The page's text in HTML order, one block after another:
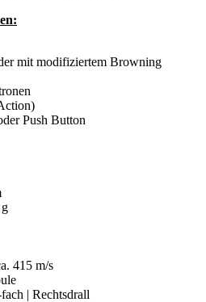
mit modifiziertem Browning
Push Button
415 m/s
| Rechtsdrall